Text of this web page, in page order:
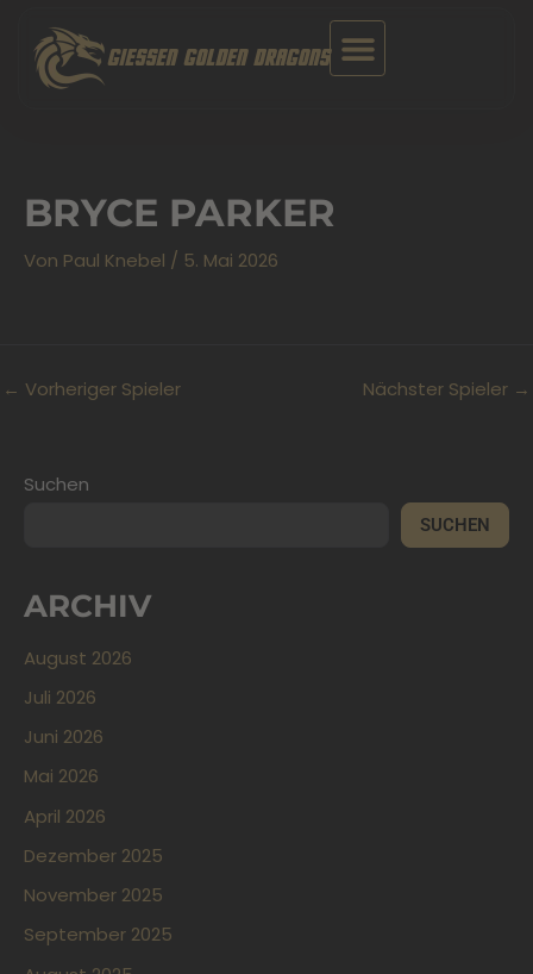
Inhalt
springen
GIESSEN GOLDEN DRAGONS
BRYCE PARKER
Von Paul Knebel / 5. Mai 2026
← Vorheriger Spieler Nächster Spieler →
Suchen
SUCHEN
ARCHIV
August 2026
Juli 2026
Juni 2026
Mai 2026
April 2026
Dezember 2025
November 2025
September 2025